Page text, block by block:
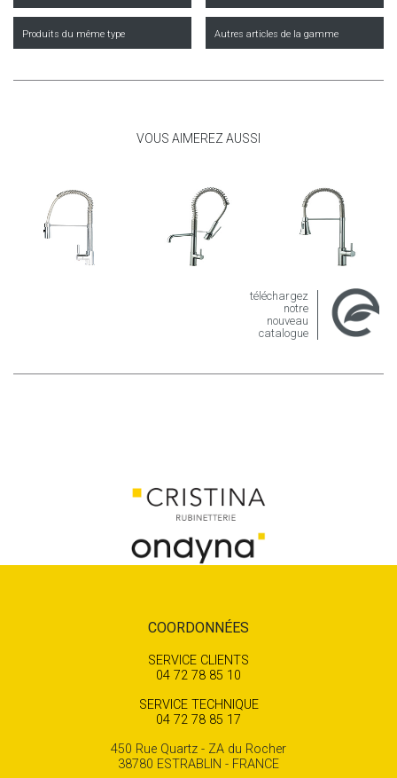
Produits du même type Autres articles de la gamme
VOUS AIMEREZ AUSSI
téléchargez
notre
nouveau
catalogue
COORDONNÉES
SERVICE CLIENTS
04 72 78 85 10
SERVICE TECHNIQUE
04 72 78 85 17
450 Rue Quartz - ZA du Rocher
38780 ESTRABLIN - FRANCE